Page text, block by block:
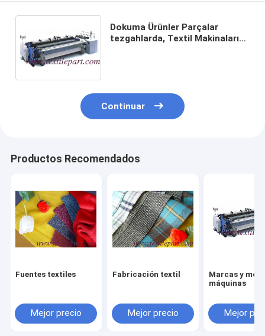
Dokuma Ürünler Parçalar
tezgahlarda, Textil Makinaları
Continuar
Productos Recomendados
Fuentes textiles
Mejor precio
Fabricación textil
Mejor precio
Marcas y
máquinas
Mejor